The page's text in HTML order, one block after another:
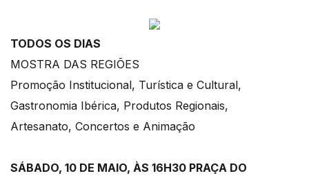
TODOS OS DIAS
MOSTRA DAS REGIÕES
Promoção Institucional, Turística e Cultural,
Gastronomia Ibérica, Produtos Regionais,
Artesanato, Concertos e Animação
SÁBADO, 10 DE MAIO, ÀS 16H30 PRAÇA DO